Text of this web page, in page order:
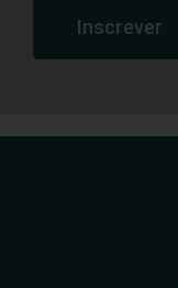
Inscrever